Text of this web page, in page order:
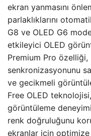
ekran yanmasını
parlaklıklarını
G8 ve OLED G6
etkileyici OLED
Premium Pro özelliği,
senkronizasyonunu
ve gecikmeli
Free OLED
görüntüleme
renk doğruluğunu
ekranlar için optimize